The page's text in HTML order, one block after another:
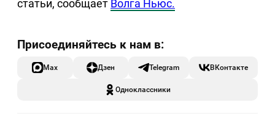
статьи, сообщает Волга Ньюс.
Max Дзен Telegram ВКонтакте
Одноклассники